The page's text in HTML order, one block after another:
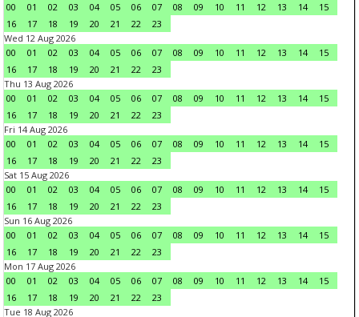
00
01 02 03 04 05 06 07 08 09 10 11 12 13 14
15
16
17 18 19 20 21 22
23
Wed 12 Aug 2026
00
01 02 03 04 05 06 07 08 09 10 11 12 13 14
15
16
17 18 19 20 21 22
23
Thu 13 Aug 2026
00
01 02 03 04 05 06 07 08 09 10 11 12 13 14
15
16
17 18 19 20 21 22
23
Fri 14 Aug 2026
00
01 02 03 04 05 06 07 08 09 10 11 12 13 14
15
16
17 18 19 20 21 22
23
Sat 15 Aug 2026
00
01 02 03 04 05 06 07 08 09 10 11 12 13 14
15
16
17 18 19 20 21 22
23
Sun 16 Aug 2026
00
01 02 03 04 05 06 07 08 09 10 11 12 13 14
15
16
17 18 19 20 21 22
23
Mon 17 Aug 2026
00
01 02 03 04 05 06 07 08 09 10 11 12 13 14
15
16
17 18 19 20 21 22
23
Tue 18 Aug 2026